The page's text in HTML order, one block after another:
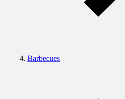
Barbecues